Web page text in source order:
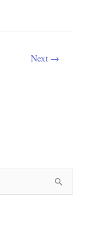
Next →